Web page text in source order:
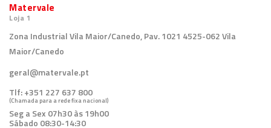
Matervale
Loja 1
Zona Industrial Vila Maior/Canedo, Pav. 1021 4525-062 Vila
Maior/Canedo
geral@matervale.pt
Tlf:+351 227 637 800
(Chamada para a rede fixa nacional)
Seg a Sex 07h30 às 19h00
Sábado 08:30-14:30